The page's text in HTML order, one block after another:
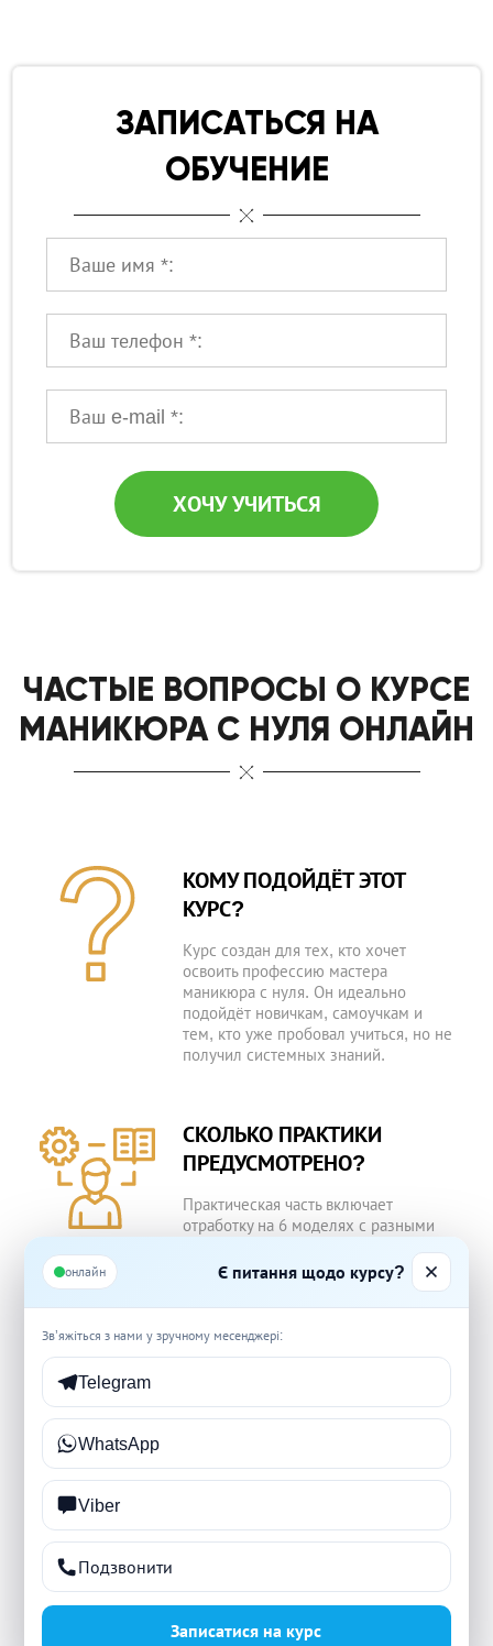
Типичные ошибки и способы их избежать
ЗАПИСАТЬСЯ НА
ОБУЧЕНИЕ
ХОЧУ УЧИТЬСЯ
ЧАСТЫЕ ВОПРОСЫ О КУРСЕ
МАНИКЮРА С НУЛЯ ОНЛАЙН
КОМУ ПОДОЙДЁТ ЭТОТ
КУРС?
Курс создан для тех, кто хочет
освоить профессию мастера
маникюра с нуля. Он идеально
подойдёт новичкам, самоучкам и
тем, кто уже пробовал учиться, но не
получил системных знаний.
СКОЛЬКО ПРАКТИКИ
ПРЕДУСМОТРЕНО?
Практическая часть включает
отработку на 6 моделях с разными
помогает научиться подбирать
технику под особенности клиента и
уверенно работать сразу после
курса.
КАКОЙ ДОКУМЕНТ Я
ОКОНЧАНИЯ ОБУЧЕНИЯ?
получаете именной сертификат
мастера ногтевой эстетики.
онлайн Є питання щодо курсу?
Зв’яжіться з нами у зручному месенджері:
Telegram
WhatsApp
Viber
Подзвонити
Записатися на курс